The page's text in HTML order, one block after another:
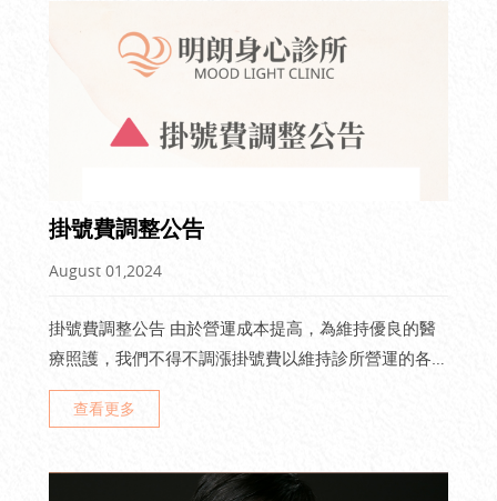
掛號費調整公告
August 01,2024
掛號費調整公告 由於營運成本提高，為維持優良的醫
療照護，我們不得不調漲掛號費以維持診所營運的各項
支出，還請大家多多見諒。 ✅8/1起掛號費調漲 ✅掛號
費全面調漲50元 明朗謝謝您的體諒。
查看更多